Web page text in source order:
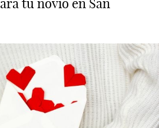
tu novio en San